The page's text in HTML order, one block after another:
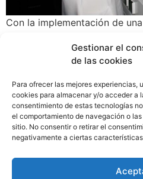
Gestionar el
de las cookies
Para ofrecer las mejores experiencias,
cookies para almacenar y/o acceder a
consentimiento de estas tecnologías
el comportamiento de navegación o
sitio. No consentir o retirar el
negativamente a ciertas
Con la implementación de
Si Es Natural, S.A. ha
con calidad de exportación.
que fue uno de los
Innovación Empresarial de la
Ciencia, Tecnología e
en la implementación de
permite obtener resultados
de diastasa, y así conocer la